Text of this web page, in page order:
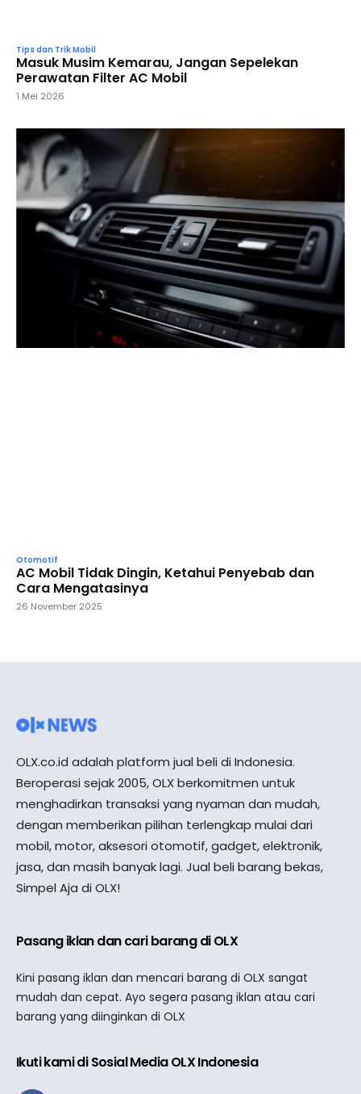
Tips dan Trik Mobil
Masuk Musim Kemarau, Jangan Sepelekan
Perawatan Filter AC Mobil
1 Mei 2026
Otomotif
AC Mobil Tidak Dingin, Ketahui Penyebab dan
Cara Mengatasinya
26 November 2025
OLX.co.id adalah platform jual beli di Indonesia.
Beroperasi sejak 2005, OLX berkomitmen untuk
menghadirkan transaksi yang nyaman dan mudah,
dengan memberikan pilihan terlengkap mulai dari
mobil, motor, aksesori otomotif, gadget, elektronik,
jasa, dan masih banyak lagi. Jual beli barang bekas,
Simpel Aja di OLX!
Pasang iklan dan cari barang di OLX
Kini pasang iklan dan mencari barang di OLX sangat
mudah dan cepat. Ayo segera pasang iklan atau cari
barang yang diinginkan di OLX
Ikuti kami di Sosial Media OLX Indonesia